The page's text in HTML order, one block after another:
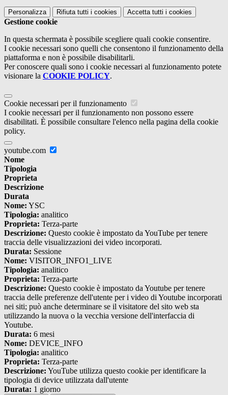
Personalizza Rifiuta tutti i cookies Accetta tutti i cookies
Gestione cookie
In questa schermata è possibile scegliere quali cookie consentire.
I cookie necessari sono quelli che consentono il funzionamento della
piattaforma e non è possibile disabilitarli.
Per conoscere quali sono i cookie necessari al funzionamento potete
visionare la COOKIE POLICY.
Cookie necessari per il funzionamento
I cookie necessari per il funzionamento non possono essere
disabilitati. È possibile consultare l'elenco nella pagina della cookie
policy.
youtube.com
Nome
Tipologia
Proprieta
Descrizione
Durata
Nome: YSC
Tipologia: analitico
Proprieta: Terza-parte
Descrizione: Questo cookie è impostato da YouTube per tenere
traccia delle visualizzazioni dei video incorporati.
Durata: Sessione
Nome: VISITOR_INFO1_LIVE
Tipologia: analitico
Proprieta: Terza-parte
Descrizione: Questo cookie è impostato da Youtube per tenere
traccia delle preferenze dell'utente per i video di Youtube incorporati
nei siti; può anche determinare se il visitatore del sito web sta
utilizzando la nuova o la vecchia versione dell'interfaccia di
Youtube.
Durata: 6 mesi
Nome: DEVICE_INFO
Tipologia: analitico
Proprieta: Terza-parte
Descrizione: YouTube utilizza questo cookie per identificare la
tipologia di device utilizzata dall'utente
Durata: 1 giorno